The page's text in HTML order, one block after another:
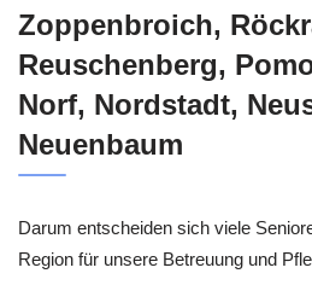
Zoppenbroich,
Reuschenberg,
Norf, Nordstadt,
Neuenbaum
Darum entscheiden sich viele
Region für unsere Betreuung und